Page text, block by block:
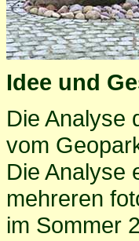
Idee und
Die Analyse
vom
Die Analyse
mehreren
im Sommer